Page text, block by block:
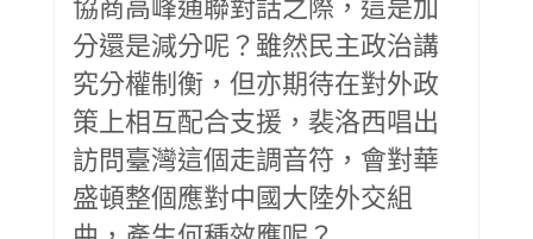
協商高峰通聯對話之際，這是加
分還是減分呢？雖然民主政治講
究分權制衡，但亦期待在對外政
策上相互配合支援，裴洛西唱出
訪問臺灣這個走調音符，會對華
盛頓整個應對中國大陸外交組